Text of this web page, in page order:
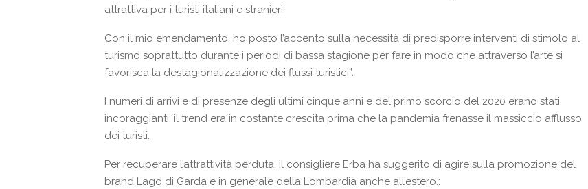
attrattiva per i turisti italiani e stranieri.
Con il mio emendamento, ho posto l’accento sulla necessità di predisporre interventi di stimolo al
turismo soprattutto durante i periodi di bassa stagione per fare in modo che attraverso l’arte si
favorisca la destagionalizzazione dei flussi turistici”.
I numeri di arrivi e di presenze degli ultimi cinque anni e del primo scorcio del 2020 erano stati
incoraggianti: il trend era in costante crescita prima che la pandemia frenasse il massiccio afflusso
dei turisti.
Per recuperare l’attrattività perduta, il consigliere Erba ha suggerito di agire sulla promozione del
brand Lago di Garda e in generale della Lombardia anche all’estero.: